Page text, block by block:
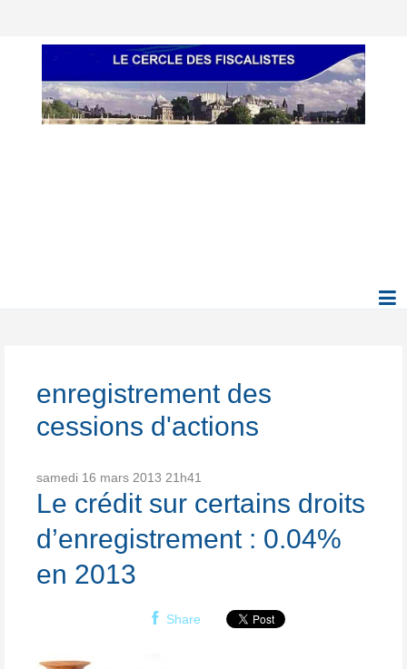
enregistrement des
cessions d'actions
samedi 16 mars 2013 21h41
Le crédit sur certains droits
d’enregistrement : 0.04%
en 2013
Share